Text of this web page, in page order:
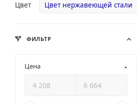
Цвет Цвет нержавеющей стали
ФИЛЬТР
Цена